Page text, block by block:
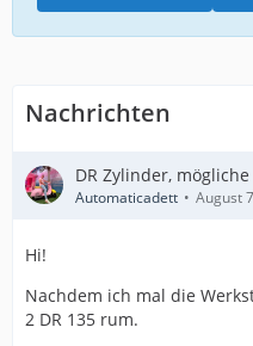
Nachrichten
DR Zylinder,
Automaticadett August
Hi!
Nachdem ich mal die
2 DR 135 rum.